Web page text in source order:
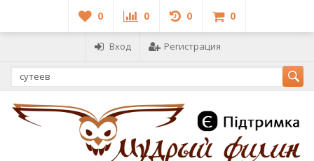
0 0 0 0
Вход Регистрация